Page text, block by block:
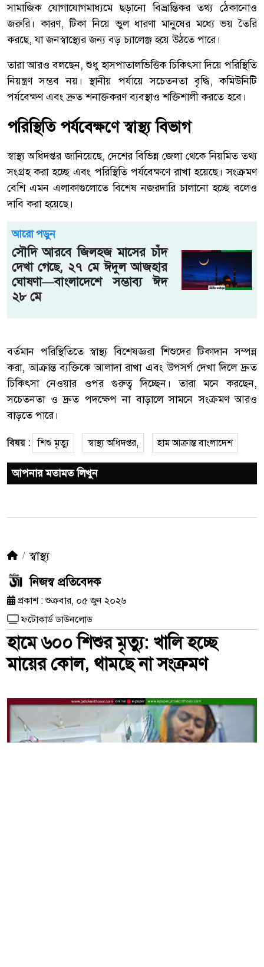
সামাজিক যোগাযোগমাধ্যমে ছড়ানো বিভ্রান্তিকর তথ্য ঠেকানোও
জরুরি। কারণ, টিকা নিয়ে ভুল ধারণা মানুষের মধ্যে ভয় তৈরি
করছে, যা জনস্বাস্থ্যের জন্য বড় চ্যালেঞ্জ হয়ে উঠতে পারে।
তারা আরও বলছেন, শুধু হাসপাতালভিত্তিক চিকিৎসা দিয়ে পরিস্থিতি
নিয়ন্ত্রণ সম্ভব নয়। স্থানীয় পর্যায়ে সচেতনতা বৃদ্ধি, কমিউনিটি
পর্যবেক্ষণ এবং দ্রুত শনাক্তকরণ ব্যবস্থাও শক্তিশালী করতে হবে।
পরিস্থিতি পর্যবেক্ষণে স্বাস্থ্য বিভাগ
স্বাস্থ্য অধিদপ্তর জানিয়েছে, দেশের বিভিন্ন জেলা থেকে নিয়মিত তথ্য
সংগ্রহ করা হচ্ছে এবং পরিস্থিতি পর্যবেক্ষণে রাখা হয়েছে। সংক্রমণ
বেশি এমন এলাকাগুলোতে বিশেষ নজরদারি চালানো হচ্ছে বলেও
দাবি করা হয়েছে।
আরো পড়ুন
সৌদি আরবে জিলহজ মাসের চাঁদ
দেখা গেছে, ২৭ মে ঈদুল আজহার
ঘোষণা—বাংলাদেশে সম্ভাব্য ঈদ
২৮ মে
বর্তমান পরিস্থিতিতে স্বাস্থ্য বিশেষজ্ঞরা শিশুদের টিকাদান সম্পন্ন
করা, আক্রান্ত ব্যক্তিকে আলাদা রাখা এবং উপসর্গ দেখা দিলে দ্রুত
চিকিৎসা নেওয়ার ওপর গুরুত্ব দিচ্ছেন। তারা মনে করছেন,
সচেতনতা ও দ্রুত পদক্ষেপ না বাড়ালে সামনে সংক্রমণ আরও
বাড়তে পারে।
বিষয় : শিশু মৃত্যু স্বাস্থ্য অধিদপ্তর, হাম আক্রান্ত বাংলাদেশ
আপনার মতামত লিখুন
স্বাস্থ্য
নিজস্ব প্রতিবেদক
প্রকাশ : শুক্রবার, ০৫ জুন ২০২৬
ফটোকার্ড ডাউনলোড
হামে ৬০০ শিশুর মৃত্যু: খালি হচ্ছে
মায়ের কোল, থামছে না সংক্রমণ